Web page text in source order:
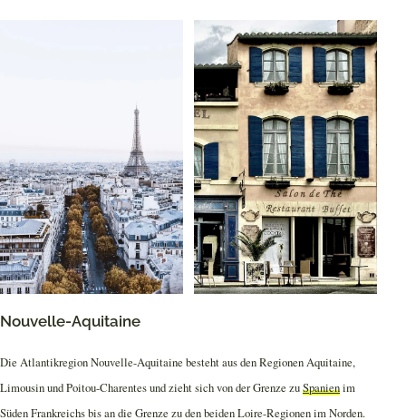
Nouvelle-Aquitaine
Die Atlantikregion Nouvelle-Aquitaine besteht aus den Regionen Aquitaine,
Limousin und Poitou-Charentes und zieht sich von der Grenze zuSpanienim
Süden Frankreichs bis an die Grenze zu den beiden Loire-Regionen im Norden.